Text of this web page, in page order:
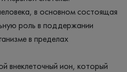
в основном состоящая
роль в поддержании
в пределах
внеклеточный ион, который